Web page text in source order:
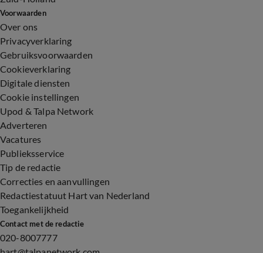
Voorwaarden
Over ons
Privacyverklaring
Gebruiksvoorwaarden
Cookieverklaring
Digitale diensten
Cookie instellingen
Upod & Talpa Network
Adverteren
Vacatures
Publieksservice
Tip de redactie
Correcties en aanvullingen
Redactiestatuut Hart van Nederland
Toegankelijkheid
Contact met de redactie
020-8007777